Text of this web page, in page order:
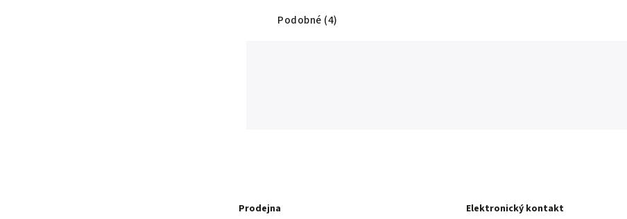
Podobné (4)
Prodejna
Elektronický kontakt